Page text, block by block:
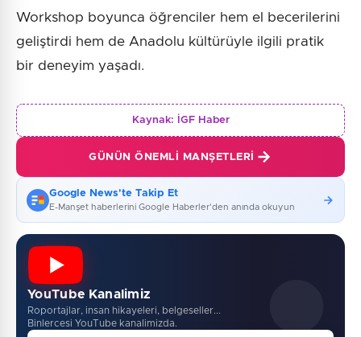
Workshop boyunca öğrenciler hem el becerilerini
geliştirdi hem de Anadolu kültürüyle ilgili pratik
bir deneyim yaşadı.
Kaynak: İGF Haber
GÜNÜN ÖNEMLI MANŞETLERI
Google News'te Takip Et
E-Manşet haberlerini Google Haberler'den anında okuyun
YouTube Kanalimiz
Roportajlar, insan hikayeleri, belgeseller...
Binlercesi YouTube kanalimizda.